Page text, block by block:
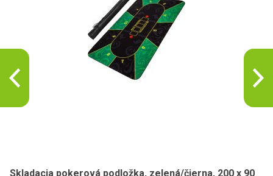
Skladacia pokerová podložka, zelená/čierna, 200 x 90